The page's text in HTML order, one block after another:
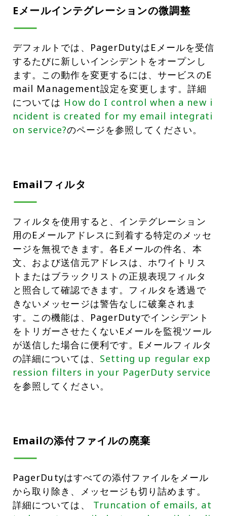
Eメールインテグレーションの微調整
デフォルトでは、PagerDutyはEメールを受信
するたびに新しいインシデントをオープンし
ます。この動作を変更するには、サービスのE
mail Management設定を変更します。詳細
については How do I control when a new i
ncident is created for my email integrati
on service?のページを参照してください。
Emailフィルタ
フィルタを使用すると、インテグレーション
用のEメールアドレスに到着する特定のメッセ
ージを無視できます。各Eメールの件名、本
文、および送信元アドレスは、ホワイトリス
トまたはブラックリストの正規表現フィルタ
と照合して確認できます。フィルタを透過で
きないメッセージは警告なしに破棄されま
す。この機能は、PagerDutyでインシデント
をトリガーさせたくないEメールを監視ツール
が送信した場合に便利です。Eメールフィルタ
の詳細については、 Setting up regular exp
ression filters in your PagerDuty service
を参照してください。
Emailの添付ファイルの廃棄
PagerDutyはすべての添付ファイルをメール
から取り除き、メッセージも切り詰めます。
詳細については、 Truncation of emails, at